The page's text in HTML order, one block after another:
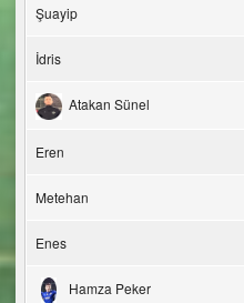
Şuayip
İdris
Atakan Sünel
Eren
Metehan
Enes
Hamza Peker